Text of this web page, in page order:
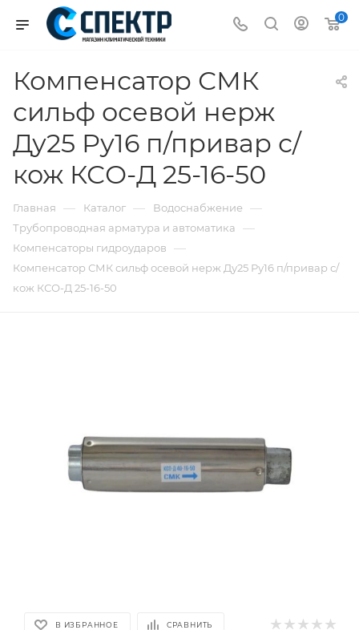
0
Компенсатор СМК
сильф осевой нерж
Ду25 Ру16 п/привар с/
кож КСО-Д 25-16-50
Главная — Каталог — Водоснабжение —
Трубопроводная арматура и автоматика —
Компенсаторы гидроударов —
Компенсатор СМК сильф осевой нерж Ду25 Ру16 п/привар с/
кож КСО-Д 25-16-50
В ИЗБРАННОЕ СРАВНИТЬ